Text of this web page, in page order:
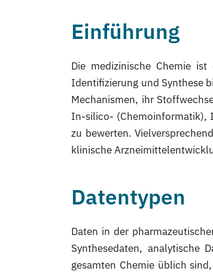
Einführung
Die medizinische Chemie
Identifizierung und Synthese
Mechanismen, ihr
In-silico- (Chemoinformatik),
zu bewerten.
klinische
Datentypen
Daten in der
Synthesedaten, analytische
gesamten Chemie üblich